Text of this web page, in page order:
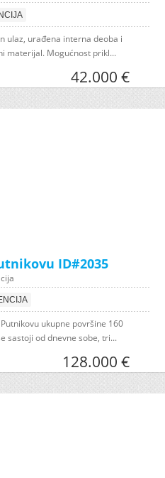
ulaz, urađena interna deoba i
materijal. Mogućnost prikl...
42.000 €
ID#2035
ukupne površine 160
sastoji od dnevne sobe, tri...
128.000 €